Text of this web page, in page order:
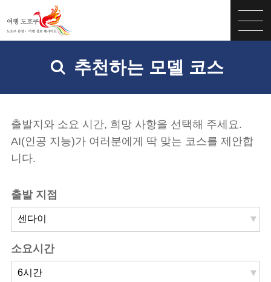
추천하는 모델 코스
출발지와 소요 시간, 희망 사항을 선택해 주세요.
AI(인공 지능)가 여러분에게 딱 맞는 코스를 제안합
니다.
출발 지점
소요시간